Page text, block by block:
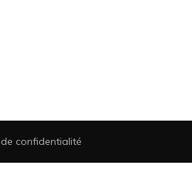
confidentialité